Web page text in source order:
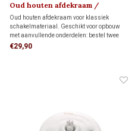
Oud houten afdekraam /
montageplaat 1910
Oud houten afdekraam voor klassiek
schakelmateriaal. Geschikt voor opbouw
met aanvullende onderdelen: bestel twee
montageringen voor directe wandmontage
€29,90